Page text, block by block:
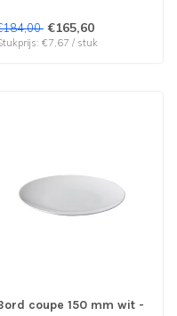
€165,60
€7,67 / stuk
coupe 150 mm wit -